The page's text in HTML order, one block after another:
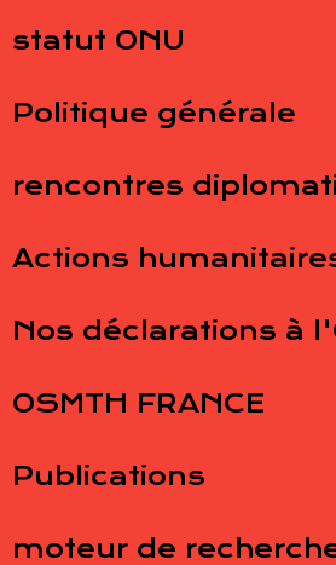
statut ONU
Politique générale
rencontres
Actions
Nos déclarations à
OSMTH FRANCE
Publications
moteur de